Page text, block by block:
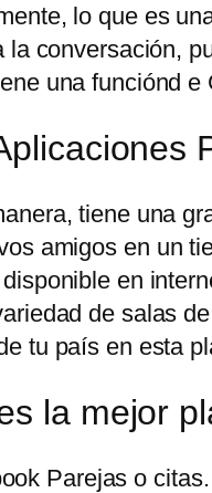
lo que es
la conversación,
una funciónd
tiene una
amigos en un
en
de salas
tu país en esta
la mejor
Parejas o